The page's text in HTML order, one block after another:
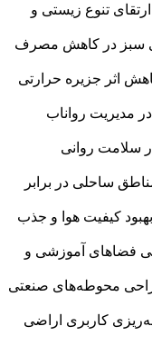
تنوع زیستی و
سبز در کاهش مصرف
اثر جزیره حرارتی
27. کاربرد رویکرد Nature-Based Solutions در مدیریت رواناب
سلامت روانی
ساحلی در برابر
کیفیت هوا و جذب
فضاهای آموزشی و
طراحی محوطه‌های صنعتی
کاربری اراضی